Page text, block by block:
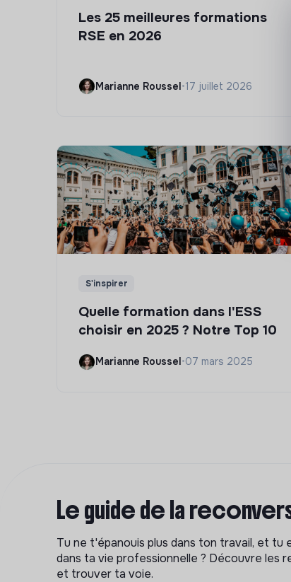
Les 25 meilleures formations
RSE en 2026
Marianne Roussel•17 juillet 2026
S'inspirer
Quelle formation dans l'ESS
choisir en 2025 ? Notre Top 10
Marianne Roussel •07 mars 2025
Le guide de la
Tu ne t'épanouis plus dans ton travail, et tu
dans ta vie professionnelle ? Découvre les
et trouver ta voie.